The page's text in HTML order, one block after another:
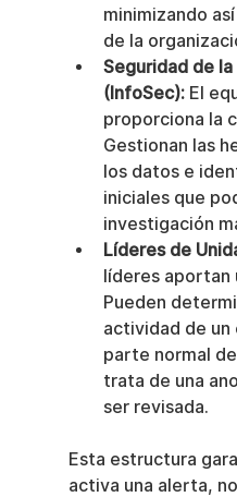
minimizando
de la
Seguridad de
(InfoSec): El
proporciona la
Gestionan las
los datos e
iniciales que
investigación
Líderes de
líderes aportan
Pueden
actividad de un
parte normal
trata de una
ser revisada.
Esta estructura
activa una alerta,